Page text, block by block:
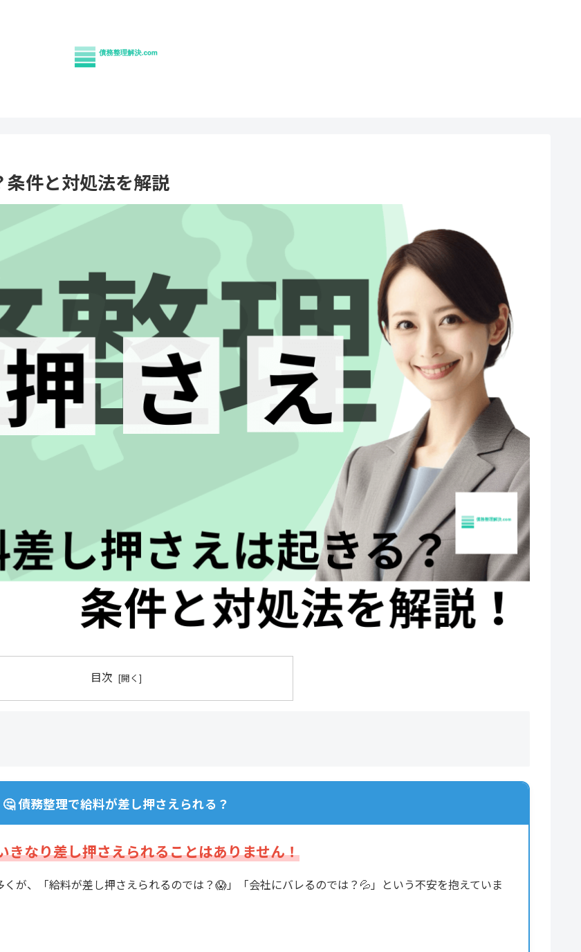
件と対処法を解説
目次
🤔 債務整理で給料が差し押さえられる？
きなり差し押さえられることはありません！
が、「給料が差し押さえられるのでは？😱」「会社にバレるのでは？💦」という不安を抱えていま